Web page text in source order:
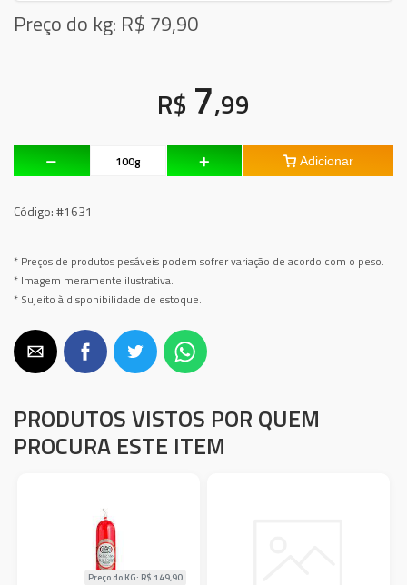
Preço do kg: R$ 79,90
R$ 7,99
Adicionar
Código:#1631
* Preços de produtos pesáveis podem sofrer variação de acordo com o peso.
* Imagem meramente ilustrativa.
* Sujeito à disponibilidade de estoque.
PRODUTOS VISTOS POR QUEM
PROCURA ESTE ITEM
Preço do KG: R$ 149,90